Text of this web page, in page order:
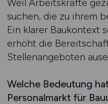
Weil Arbeitskräfte
suchen, die zu ihrem
Ein klarer Baukontext
erhöht die
Stellenangeboten
Welche Bedeutung
Personalmarkt für